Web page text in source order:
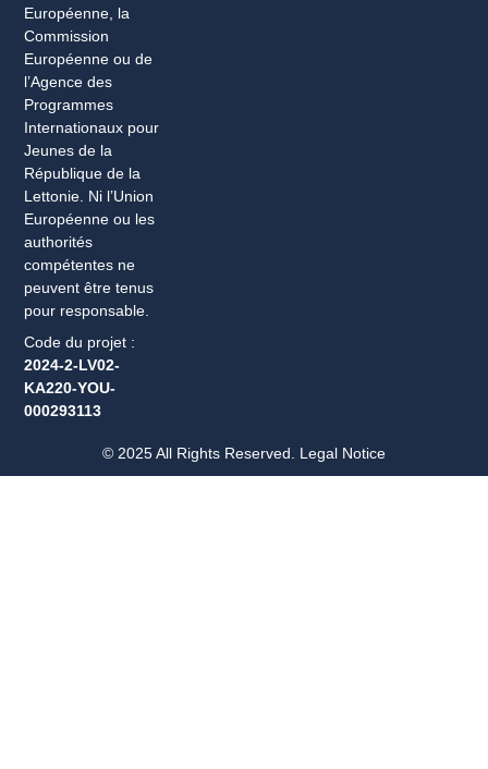
Européenne, la
Commission
Européenne ou de
l’Agence des
Programmes
Internationaux pour
Jeunes de la
République de la
Lettonie. Ni l’Union
Européenne ou les
authorités
compétentes ne
peuvent être tenus
pour responsable.
Code du projet :
2024-2-LV02-
KA220-YOU-
000293113
© 2025 All Rights Reserved. Legal Notice